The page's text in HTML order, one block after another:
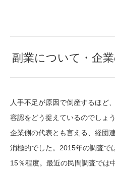
副業について・企
人手不足が原因で倒産するほど
容認をどう捉えているのでしょ
企業側の代表とも言える、経団
消極的でした。2015年の調査で
15％程度。最近の民間調査では